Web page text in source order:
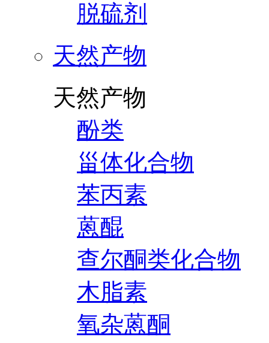
脱硫剂
天然产物
天然产物
酚类
甾体化合物
苯丙素
蒽醌
查尔酮类化合物
木脂素
氧杂蒽酮